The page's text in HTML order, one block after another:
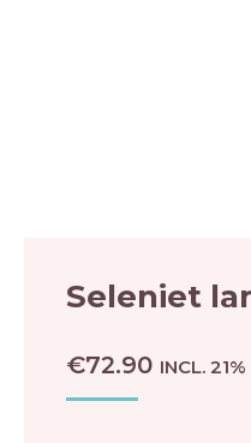
Seleniet
€72.90 INCL.